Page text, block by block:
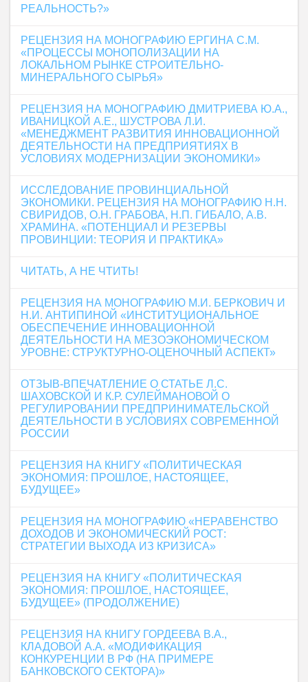
РЕАЛЬНОСТЬ?»
РЕЦЕНЗИЯ НА МОНОГРАФИЮ ЕРГИНА С.М.
«ПРОЦЕССЫ МОНОПОЛИЗАЦИИ НА
ЛОКАЛЬНОМ РЫНКЕ СТРОИТЕЛЬНО-
МИНЕРАЛЬНОГО СЫРЬЯ»
РЕЦЕНЗИЯ НА МОНОГРАФИЮ ДМИТРИЕВА Ю.А.,
ИВАНИЦКОЙ А.Е., ШУСТРОВА Л.И.
«МЕНЕДЖМЕНТ РАЗВИТИЯ ИННОВАЦИОННОЙ
ДЕЯТЕЛЬНОСТИ НА ПРЕДПРИЯТИЯХ В
УСЛОВИЯХ МОДЕРНИЗАЦИИ ЭКОНОМИКИ»
ИССЛЕДОВАНИЕ ПРОВИНЦИАЛЬНОЙ
ЭКОНОМИКИ. РЕЦЕНЗИЯ НА МОНОГРАФИЮ Н.Н.
СВИРИДОВ, О.Н. ГРАБОВА, Н.П. ГИБАЛО, А.В.
ХРАМИНА. «ПОТЕНЦИАЛ И РЕЗЕРВЫ
ПРОВИНЦИИ: ТЕОРИЯ И ПРАКТИКА»
ЧИТАТЬ, А НЕ ЧТИТЬ!
РЕЦЕНЗИЯ НА МОНОГРАФИЮ М.И. БЕРКОВИЧ И
Н.И. АНТИПИНОЙ «ИНСТИТУЦИОНАЛЬНОЕ
ОБЕСПЕЧЕНИЕ ИННОВАЦИОННОЙ
ДЕЯТЕЛЬНОСТИ НА МЕЗОЭКОНОМИЧЕСКОМ
УРОВНЕ: СТРУКТУРНО-ОЦЕНОЧНЫЙ АСПЕКТ»
ОТЗЫВ-ВПЕЧАТЛЕНИЕ О СТАТЬЕ Л.С.
ШАХОВСКОЙ И К.Р. СУЛЕЙМАНОВОЙ О
РЕГУЛИРОВАНИИ ПРЕДПРИНИМАТЕЛЬСКОЙ
ДЕЯТЕЛЬНОСТИ В УСЛОВИЯХ СОВРЕМЕННОЙ
РОССИИ
РЕЦЕНЗИЯ НА КНИГУ «ПОЛИТИЧЕСКАЯ
ЭКОНОМИЯ: ПРОШЛОЕ, НАСТОЯЩЕЕ,
БУДУЩЕЕ»
РЕЦЕНЗИЯ НА МОНОГРАФИЮ «НЕРАВЕНСТВО
ДОХОДОВ И ЭКОНОМИЧЕСКИЙ РОСТ:
СТРАТЕГИИ ВЫХОДА ИЗ КРИЗИСА»
РЕЦЕНЗИЯ НА КНИГУ «ПОЛИТИЧЕСКАЯ
ЭКОНОМИЯ: ПРОШЛОЕ, НАСТОЯЩЕЕ,
БУДУЩЕЕ» (ПРОДОЛЖЕНИЕ)
РЕЦЕНЗИЯ НА КНИГУ ГОРДЕЕВА В.А.,
КЛАДОВОЙ А.А. «МОДИФИКАЦИЯ
КОНКУРЕНЦИИ В РФ (НА ПРИМЕРЕ
БАНКОВСКОГО СЕКТОРА)»